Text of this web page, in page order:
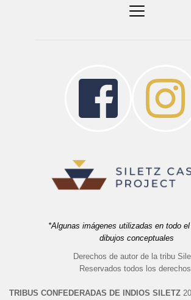
*Algunas imágenes utilizadas en todo
dibujos conceptuales
Derechos de autor de la tribu
Reservados todos los derechos.
TRIBUS CONFEDERADAS DE INDIOS SILETZ